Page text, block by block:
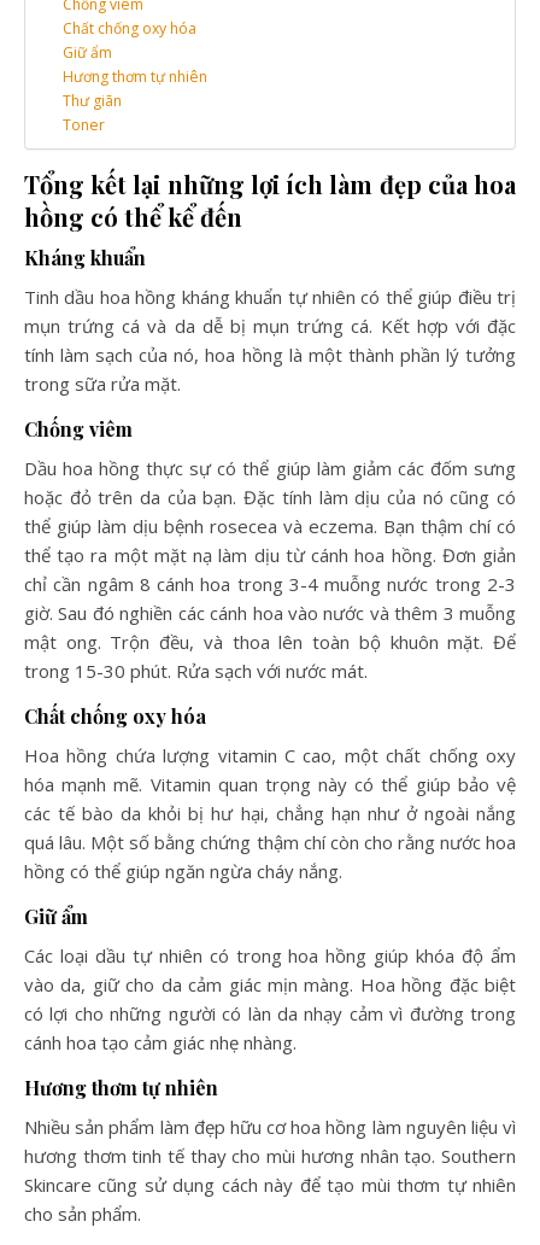
Chống viêm
Chất chống oxy hóa
Giữ ẩm
Hương thơm tự nhiên
Thư giãn
Toner
Tổng kết lại những lợi ích làm đẹp của hoa
hồng có thể kể đến
Kháng khuẩn
Tinh dầu hoa hồng kháng khuẩn tự nhiên có thể giúp điều trị
mụn trứng cá và da dễ bị mụn trứng cá. Kết hợp với đặc
tính làm sạch của nó, hoa hồng là một thành phần lý tưởng
trong sữa rửa mặt.
Chống viêm
Dầu hoa hồng thực sự có thể giúp làm giảm các đốm sưng
hoặc đỏ trên da của bạn. Đặc tính làm dịu của nó cũng có
thể giúp làm dịu bệnh rosecea và eczema. Bạn thậm chí có
thể tạo ra một mặt nạ làm dịu từ cánh hoa hồng. Đơn giản
chỉ cần ngâm 8 cánh hoa trong 3-4 muỗng nước trong 2-3
giờ. Sau đó nghiền các cánh hoa vào nước và thêm 3 muỗng
mật ong. Trộn đều, và thoa lên toàn bộ khuôn mặt. Để
trong 15-30 phút. Rửa sạch với nước mát.
Chất chống oxy hóa
Hoa hồng chứa lượng vitamin C cao, một chất chống oxy
hóa mạnh mẽ. Vitamin quan trọng này có thể giúp bảo vệ
các tế bào da khỏi bị hư hại, chẳng hạn như ở ngoài nắng
quá lâu. Một số bằng chứng thậm chí còn cho rằng nước hoa
hồng có thể giúp ngăn ngừa cháy nắng.
Giữ ẩm
Các loại dầu tự nhiên có trong hoa hồng giúp khóa độ ẩm
vào da, giữ cho da cảm giác mịn màng. Hoa hồng đặc biệt
có lợi cho những người có làn da nhạy cảm vì đường trong
cánh hoa tạo cảm giác nhẹ nhàng.
Hương thơm tự nhiên
Nhiều sản phẩm làm đẹp hữu cơ hoa hồng làm nguyên liệu vì
hương thơm tinh tế thay cho mùi hương nhân tạo. Southern
Skincare cũng sử dụng cách này để tạo mùi thơm tự nhiên
cho sản phẩm.